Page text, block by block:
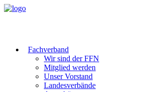
Fachverband
Wir sind der FFN
Mitglied werden
Unser Vorstand
Landesverbände